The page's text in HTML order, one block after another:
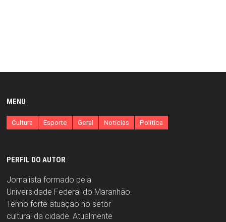
MENU
Cultura Esporte Geral Notícias Política
PERFIL DO AUTOR
Jornalista formado pela
Universidade Federal do Maranhão.
Tenho forte atuação no setor
cultural da cidade. Atualmente